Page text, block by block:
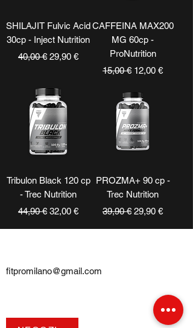
SHILAJIT Fulvic Acid
30cp - Inject Nutrition
Prezzo regolare
40,00 € Prezzo scontato
29,90 €
CAFFEINA MAX200
MG 60cp -
ProNutrition
Prezzo regolare
15,00 € Prezzo scontato
12,00 €
Tribulon Black 120 cp
- Trec Nutrition
Prezzo regolare
44,90 € Prezzo scontato
32,00 €
PROZMA+ 90 cp -
Trec Nutrition
Prezzo regolare
39,90 € Prezzo scontato
29,90 €
fitpromilano@gmail.com